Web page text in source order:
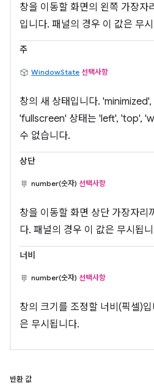
창을 이동할 화면의 왼쪽 가장자
입니다. 패널의 경우 이 값은 무
주
WindowState 선택사항
창의 새 상태입니다.
'fullscreen' 상태는 'left', 'top',
수 없습니다.
상단
number(숫자) 선택사항
창을 이동할 화면 상단 가장자리
다. 패널의 경우 이 값은 무시됩
너비
number(숫자) 선택사항
창의 크기를 조정할 너비(픽셀)
은 무시됩니다.
반환 값